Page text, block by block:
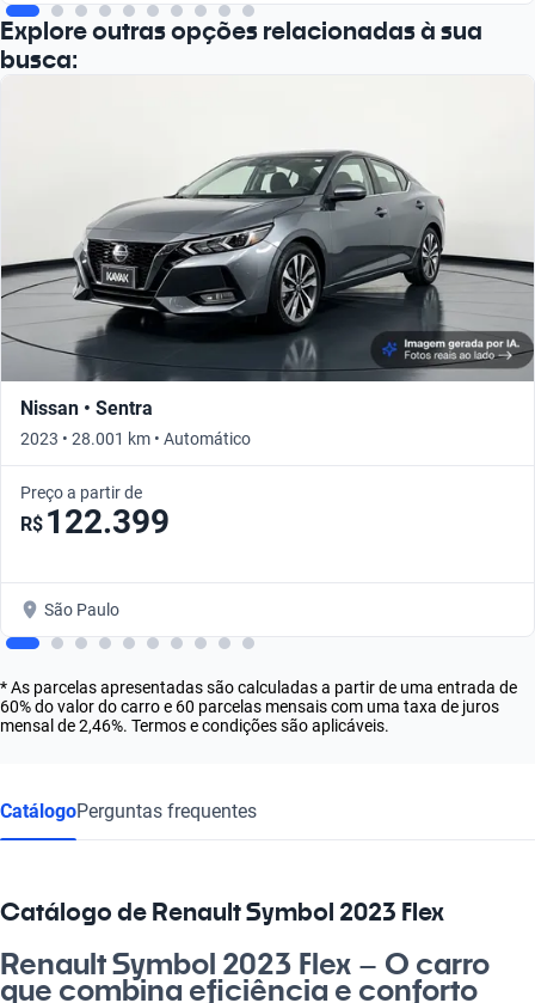
Explore outras opções relacionadas à sua
busca:
Nissan • Sentra
2023 • 28.001 km • Automático
Preço a partir de
R$ 122.399
São Paulo
* As parcelas apresentadas são calculadas a partir de uma entrada de
60% do valor do carro e 60 parcelas mensais com uma taxa de juros
mensal de 2,46%. Termos e condições são aplicáveis.
CatálogoPerguntas frequentes
Catálogo de Renault Symbol 2023 Flex
Renault Symbol 2023 Flex – O carro
que combina eficiência e conforto